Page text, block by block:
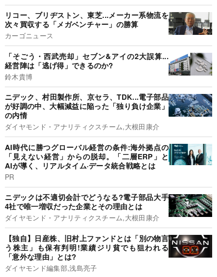
リコー、ブリヂストン、東芝...メーカー系物流を
次々買収する「メガベンチャー」の勝算
カーゴニュース
「そごう・西武売却」セブン&アイの2大誤算...
経営陣は「逃げ得」できるのか?
鈴木貴博
ニデック、村田製作所、京セラ、TDK...電子部品
が好調の中、大幅減益に陥った「独り負け企業」
の内情
ダイヤモンド・アナリティクスチーム,大根田康介
AI時代に勝つグローバル経営の条件:海外拠点の
「見えない経営」からの脱却。「二層ERP」と
AIが導く、リアルタイム·データ統合戦略とは
PR
ニデックは不適切会計でどうなる?電子部品大手
4社で唯一増収だった企業とその理由とは
ダイヤモンド・アナリティクスチーム,大根田康介
【独自】日産株、旧村上ファンドとは「別の物言
う株主」も保有判明!業績ジリ貧でも狙われる
「意外な理由」とは?
ダイヤモンド編集部,浅島亮子